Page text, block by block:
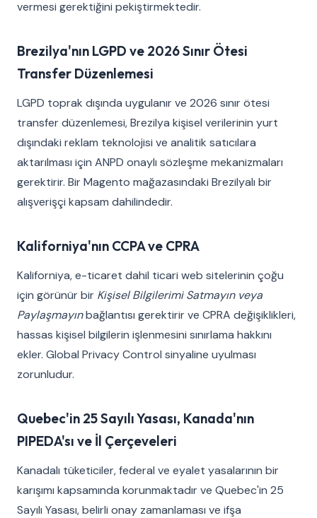
vermesi gerektiğini pekiştirmektedir.
Brezilya'nın LGPD ve 2026 Sınır Ötesi
Transfer Düzenlemesi
LGPD toprak dışında uygulanır ve 2026 sınır ötesi
transfer düzenlemesi, Brezilya kişisel verilerinin yurt
dışındaki reklam teknolojisi ve analitik satıcılara
aktarılması için ANPD onaylı sözleşme mekanizmaları
gerektirir. Bir Magento mağazasındaki Brezilyalı bir
alışverişçi kapsam dahilindedir.
Kaliforniya'nın CCPA ve CPRA
Kaliforniya, e-ticaret dahil ticari web sitelerinin çoğu
için görünür bir Kişisel Bilgilerimi Satmayın veya
Paylaşmayınbağlantısı gerektirir ve CPRA değişiklikleri,
hassas kişisel bilgilerin işlenmesini sınırlama hakkını
ekler. Global Privacy Control sinyaline uyulması
zorunludur.
Quebec'in 25 Sayılı Yasası, Kanada'nın
PIPEDA'sı ve İl Çerçeveleri
Kanadalı tüketiciler, federal ve eyalet yasalarının bir
karışımı kapsamında korunmaktadır ve Quebec'in 25
Sayılı Yasası, belirli onay zamanlaması ve ifşa